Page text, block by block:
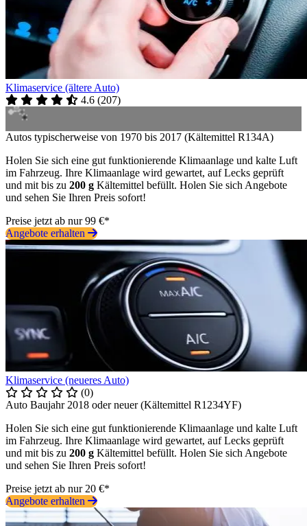
Klimaservice (ältere Auto)
4.6 (207)
Autos typischerweise von 1970 bis 2017 (Kältemittel R134A)
Holen Sie sich eine gut funktionierende Klimaanlage und kalte Luft
im Fahrzeug. Ihre Klimaanlage wird gewartet, auf Lecks geprüft
und mit bis zu 200 g Kältemittel befüllt. Holen Sie sich Angebote
und sehen Sie Ihren Preis sofort!
Preise jetzt ab nur 99 €*
Angebote erhalten
Klimaservice (neueres Auto)
(0)
Auto Baujahr 2018 oder neuer (Kältemittel R1234YF)
Holen Sie sich eine gut funktionierende Klimaanlage und kalte Luft
im Fahrzeug. Ihre Klimaanlage wird gewartet, auf Lecks geprüft
und mit bis zu 200 g Kältemittel befüllt. Holen Sie sich Angebote
und sehen Sie Ihren Preis sofort!
Preise jetzt ab nur 20 €*
Angebote erhalten